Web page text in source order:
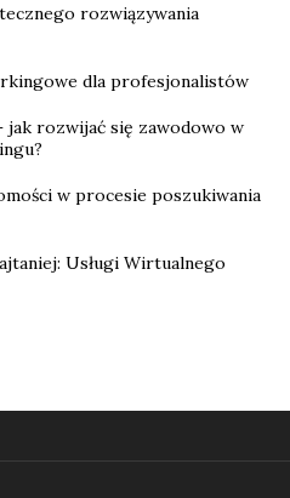
rozwiązywania
dla profesjonalistów
jak rozwijać się zawodowo w
w procesie poszukiwania
Usługi Wirtualnego